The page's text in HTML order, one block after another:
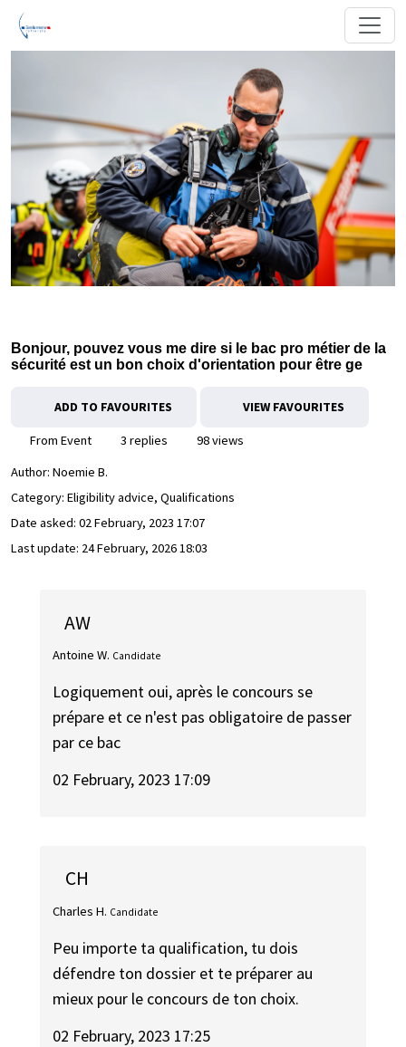
Bonjour, pouvez vous me dire si le bac pro métier de la
sécurité est un bon choix d'orientation pour être ge
ADD TO FAVOURITES VIEW FAVOURITES
From Event 3 replies
98 views
Author: Noemie B.
Category: Eligibility advice, Qualifications
Date asked: 02 February, 2023 17:07
Last update: 24 February, 2026 18:03
AW
Antoine W. Candidate
Logiquement oui, après le concours se
prépare et ce n'est pas obligatoire de passer
par ce bac
02 February, 2023 17:09
CH
Charles H. Candidate
Peu importe ta qualification, tu dois
défendre ton dossier et te préparer au
mieux pour le concours de ton choix.
02 February, 2023 17:25